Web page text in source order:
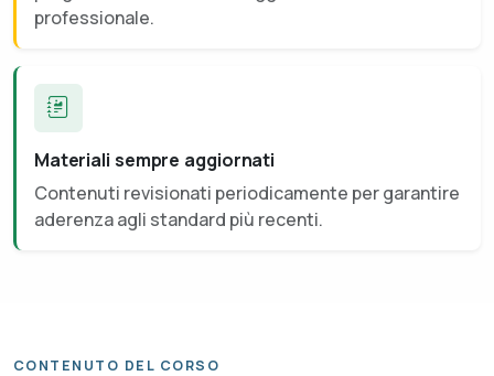
professionale.
Materiali sempre aggiornati
Contenuti revisionati periodicamente per garantire
aderenza agli standard più recenti.
CONTENUTO DEL CORSO